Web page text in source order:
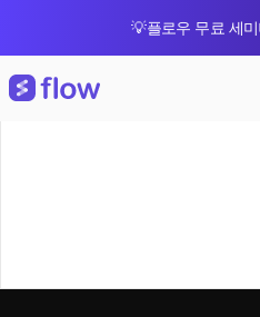
💡플로우 무료 세